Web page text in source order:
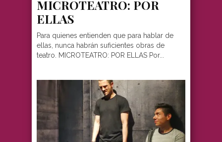
MICROTEATRO: POR
ELLAS
Para quienes entienden que para hablar de
ellas, nunca habrán suficientes obras de
teatro. MICROTEATRO: POR ELLAS Por...